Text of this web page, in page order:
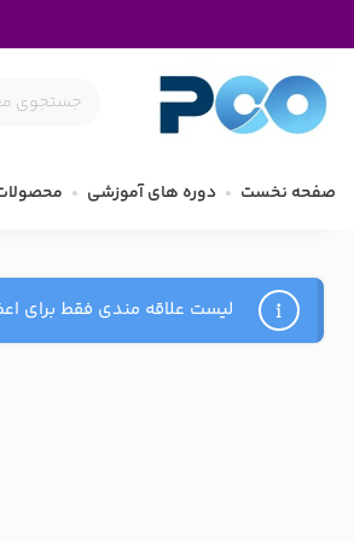
صفحه نخست دوره های آموزشی
لیست علاقه مندی فقط برای